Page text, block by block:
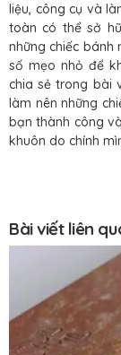
liệu, công cụ và
toàn có thể sở
những chiếc
số mẹo nhỏ để
chia sẻ trong bài
làm nên những
bạn thành công
khuôn do chính
Bài viết liên